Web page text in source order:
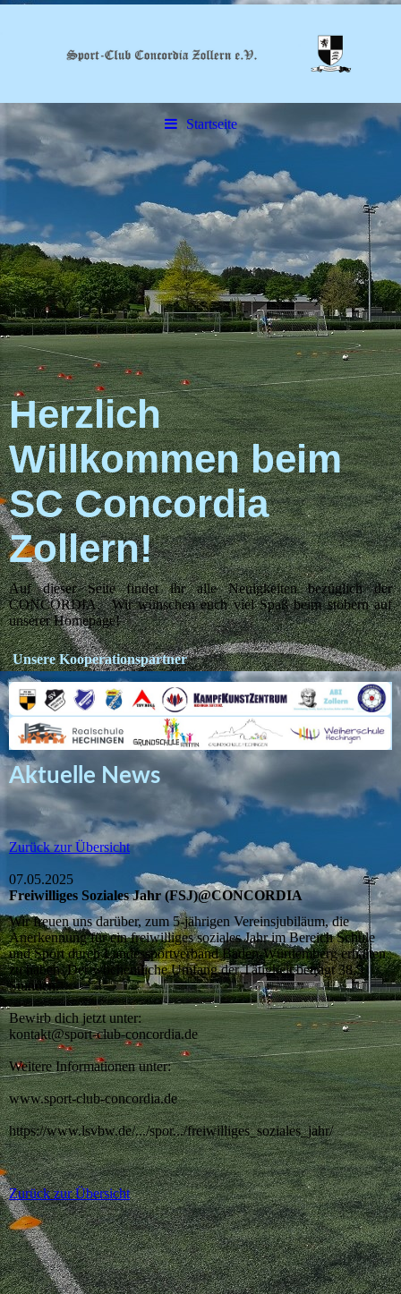
Startseite
Herzlich
Willkommen beim
SC Concordia
Zollern!
Auf dieser Seite findet ihr alle Neuigkeiten bezüglich der
CONCORDIA. Wir wünschen euch viel Spaß beim stöbern auf
unserer Homepage!
Unsere Kooperationspartner
Aktuelle News
Zurück zur Übersicht
07.05.2025
Freiwilliges Soziales Jahr (FSJ)@CONCORDIA
Wir freuen uns darüber, zum 5-jährigen Vereinsjubiläum, die
Anerkennung für ein freiwilliges soziales Jahr im Bereich Schule
und Sport durch Landessportverband Baden-Württemberg erhalten
zu haben. Der wöchentliche Umfang der Tätigkeit beträgt 38,5
Stunden.
Bewirb dich jetzt unter:
kontakt@sport-club-concordia.de
Weitere Informationen unter:
www.sport-club-concordia.de
https://www.lsvbw.de/.../spor.../freiwilliges_soziales_jahr/
Zurück zur Übersicht